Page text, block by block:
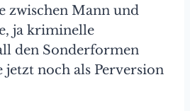
zwischen Mann und
ja kriminelle
den Sonderformen
jetzt noch als Perversion